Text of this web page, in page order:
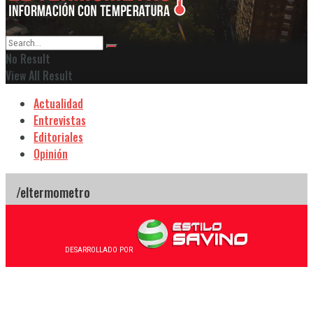
No Result
View All Result
Actualidad
Entrevistas
Editoriales
Opinión
DESARROLLADO POR